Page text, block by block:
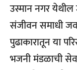
उस्मान नगर
संजीवन समाधी
पुढाकारातून या
भजनी मंडळाची